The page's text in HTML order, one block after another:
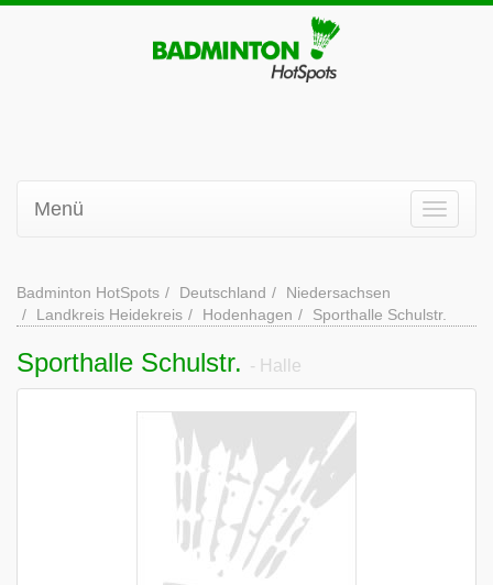
Menü
Badminton HotSpots Deutschland
Niedersachsen
Landkreis Heidekreis
Hodenhagen Sporthalle Schulstr.
Sporthalle Schulstr. - Halle